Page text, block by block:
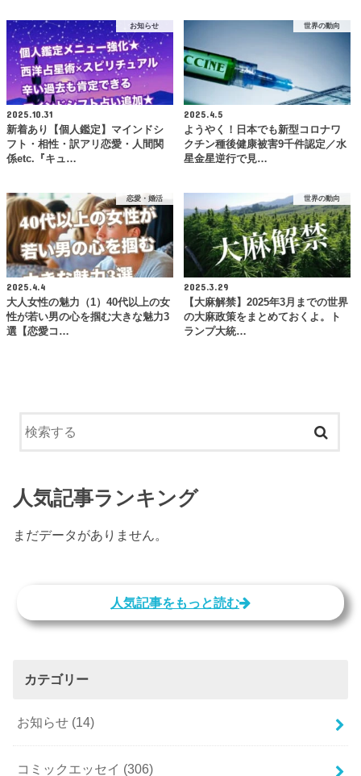
お知らせ
2025.10.31
新着あり【個人鑑定】マインドシ
フト・相性・訳アリ恋愛・人間関
係etc.『キュ…
世界の動向
2025.4.5
ようやく！日本でも新型コロナワ
クチン種後健康被害9千件認定／水
星金星逆行で見…
恋愛・婚活
2025.4.4
大人女性の魅力（1）40代以上の女
性が若い男の心を掴む大きな魅力3
選【恋愛コ…
世界の動向
2025.3.29
【大麻解禁】2025年3月までの世界
の大麻政策をまとめておくよ。ト
ランプ大統…
人気記事ランキング
まだデータがありません。
人気記事をもっと読む
カテゴリー
お知らせ (14)
コミックエッセイ (306)